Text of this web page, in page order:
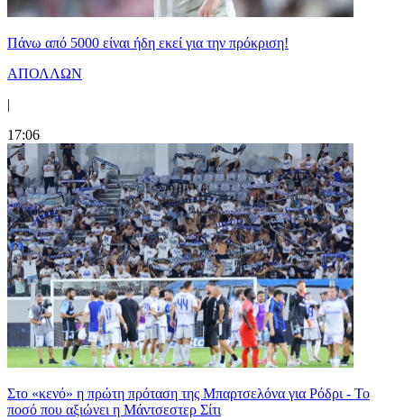
Πάνω από 5000 είναι ήδη εκεί για την πρόκριση!
ΑΠΟΛΛΩΝ
|
17:06
Στο «κενό» η πρώτη πρόταση της Μπαρτσελόνα για Ρόδρι - Το
ποσό που αξιώνει η Μάντσεστερ Σίτι